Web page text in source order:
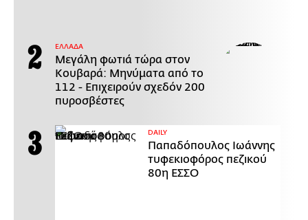
ΕΛΛΑΔΑ
Μεγάλη φωτιά τώρα στον
Κουβαρά: Μηνύματα από το
112 - Επιχειρούν σχεδόν 200
πυροσβέστες
DAILY
Παπαδόπουλος Ιωάννης
τυφεκιοφόρος πεζικού
80η ΕΣΣΟ